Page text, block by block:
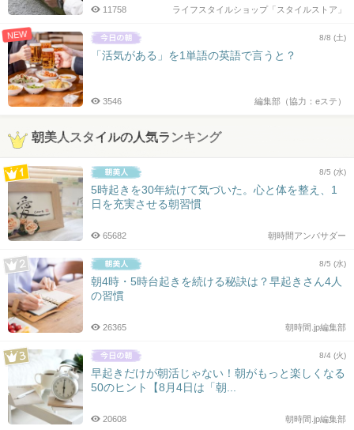
ライフスタイルショップ「スタイルストア」
11758
NEW 8/8 (土)
「活気がある」を1単語の英語で言うと？
編集部（協力：eステ）
3546
朝美人スタイルの人気ランキング
8/5 (水)
5時起きを30年続けて気づいた。心と体を整え、1
日を充実させる朝習慣
朝時間アンバサダー
65682
8/5 (水)
朝4時・5時台起きを続ける秘訣は？早起きさん4人
の習慣
朝時間.jp編集部
26365
8/4 (火)
早起きだけが朝活じゃない！朝がもっと楽しくなる
50のヒント【8月4日は「朝...
朝時間.jp編集部
20608